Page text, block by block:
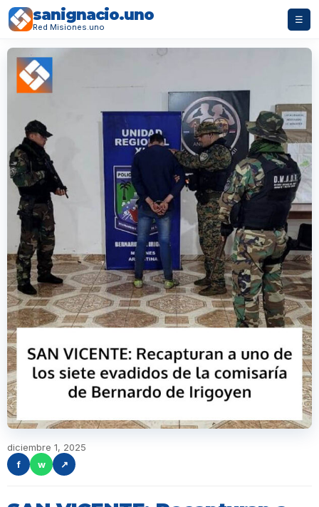
sanignacio.uno
Red Misiones.uno
☰
diciembre 1, 2025
f
w ↗